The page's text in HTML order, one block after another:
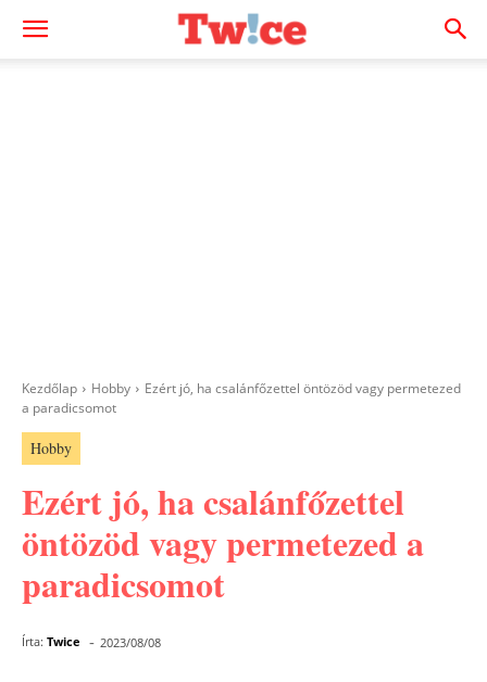
Kezdőlap Hobby
Ezért jó, ha csalánfőzettel öntözöd vagy permetezed
a paradicsomot
Hobby
Ezért jó, ha csalánfőzettel
öntözöd vagy permetezed a
paradicsomot
Írta: Twice - 2023/08/08